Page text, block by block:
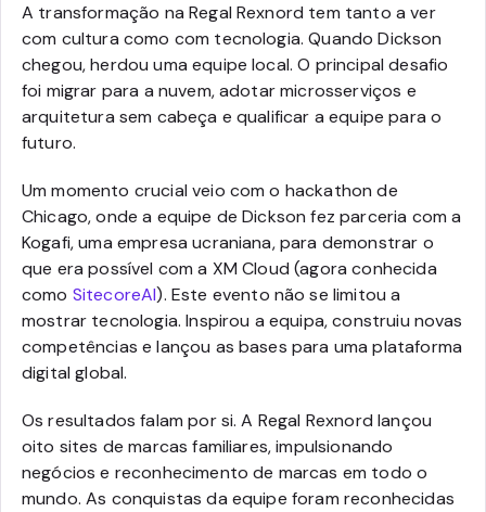
A transformação na Regal Rexnord tem tanto a ver
com cultura como com tecnologia. Quando Dickson
chegou, herdou uma equipe local. O principal desafio
foi migrar para a nuvem, adotar microsserviços e
arquitetura sem cabeça e qualificar a equipe para o
futuro.
Um momento crucial veio com o hackathon de
Chicago, onde a equipe de Dickson fez parceria com a
Kogafi, uma empresa ucraniana, para demonstrar o
que era possível com a XM Cloud (agora conhecida
como SitecoreAI). Este evento não se limitou a
mostrar tecnologia. Inspirou a equipa, construiu novas
competências e lançou as bases para uma plataforma
digital global.
Os resultados falam por si. A Regal Rexnord lançou
oito sites de marcas familiares, impulsionando
negócios e reconhecimento de marcas em todo o
mundo. As conquistas da equipe foram reconhecidas